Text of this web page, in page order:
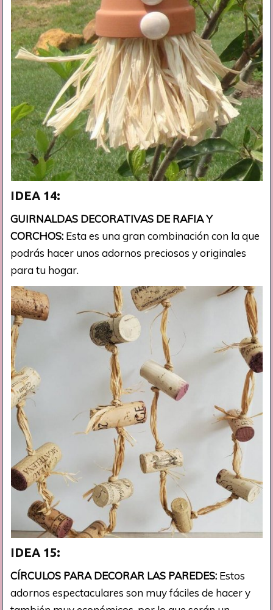
IDEA 14:
GUIRNALDAS DECORATIVAS DE RAFIA Y
CORCHOS: Esta es una gran combinación con la que
podrás hacer unos adornos preciosos y originales
para tu hogar.
IDEA 15:
CÍRCULOS PARA DECORAR LAS PAREDES: Estos
adornos espectaculares son muy fáciles de hacer y